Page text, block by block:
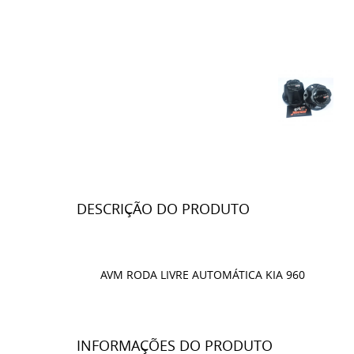
DESCRIÇÃO DO PRODUTO
AVM RODA LIVRE AUTOMÁTICA KIA 960
INFORMAÇÕES DO PRODUTO